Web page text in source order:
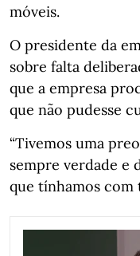
móveis.
O presidente da
sobre falta
que a empresa
que não pudesse
“Tivemos uma
sempre verdade e
que tínhamos com